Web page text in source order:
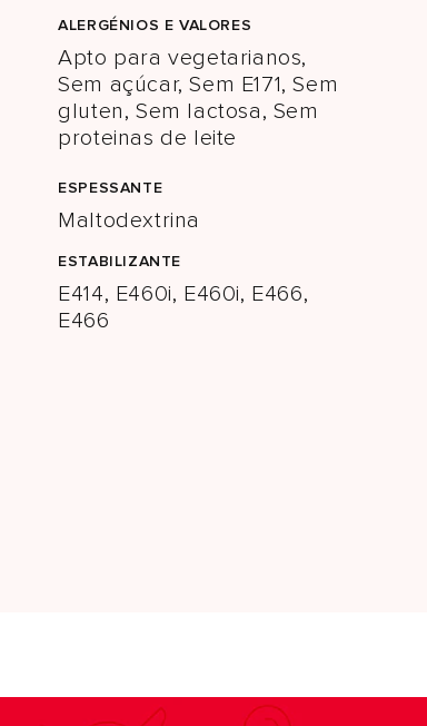
ALERGÉNIOS E VALORES
Apto para vegetarianos,
Sem açúcar, Sem E171, Sem
gluten, Sem lactosa, Sem
proteinas de leite
ESPESSANTE
Maltodextrina
ESTABILIZANTE
E414, E460i, E460i, E466,
E466